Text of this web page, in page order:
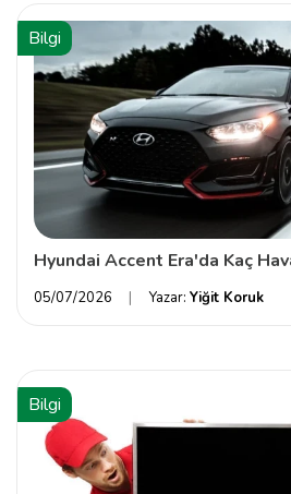
Bilgi
Hyundai Accent Era'da Kaç
05/07/2026 Yazar: Yiğit Koruk
Bilgi